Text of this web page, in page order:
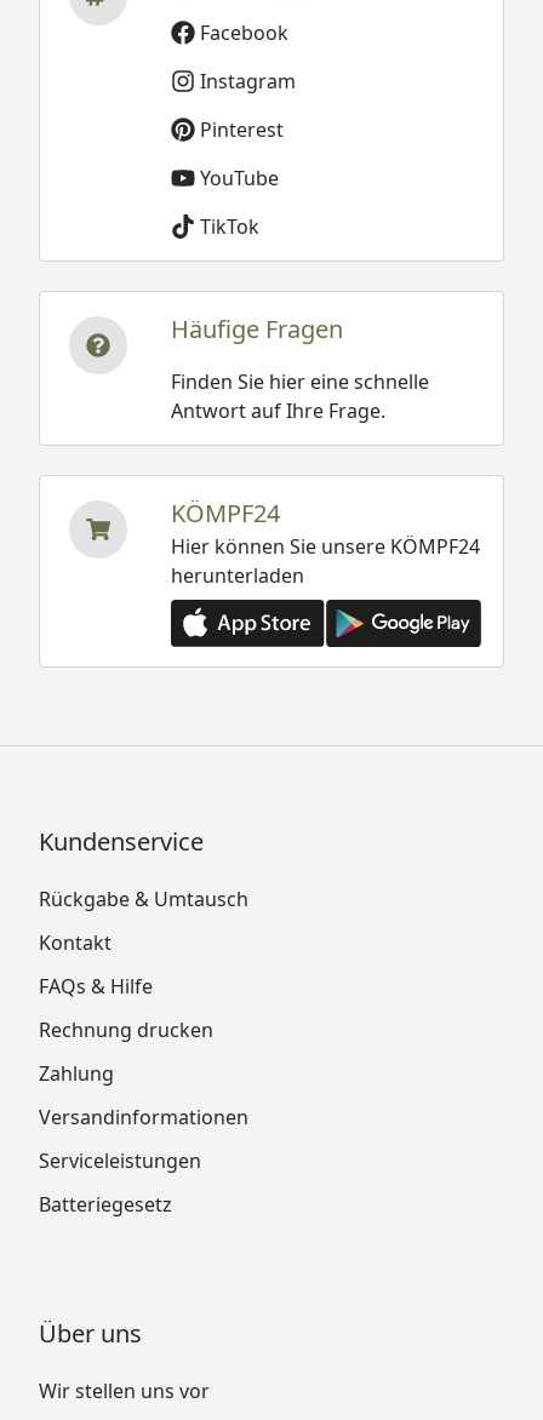
Facebook
Instagram
Pinterest
YouTube
TikTok
Häufige Fragen
Finden Sie hier eine schnelle
Antwort auf Ihre Frage.
KÖMPF24
Hier können Sie unsere KÖMPF24
herunterladen
Kundenservice
Rückgabe & Umtausch
Kontakt
FAQs & Hilfe
Rechnung drucken
Zahlung
Versandinformationen
Serviceleistungen
Batteriegesetz
Über uns
Wir stellen uns vor